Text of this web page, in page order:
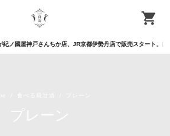
ノ國屋神戸さんちか店、JR京都伊勢丹店で販売スタート。ほ